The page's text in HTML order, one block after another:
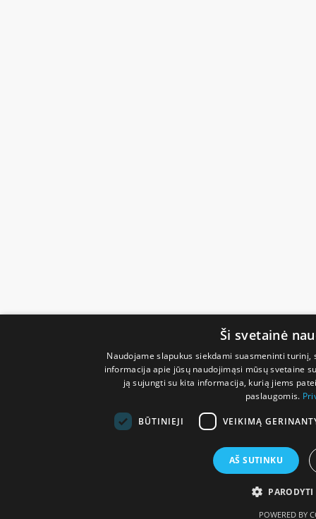
Ši svetainė
Naudojame slapukus siekdami suasmeninti
informacija apie jūsų naudojimąsi mūsų svetaine
ją sujungti su kita informacija, kurią jiems
paslaugomis.
BŪTINIEJI VEIKIMĄ
AŠ SUTINKU
POWERED BY